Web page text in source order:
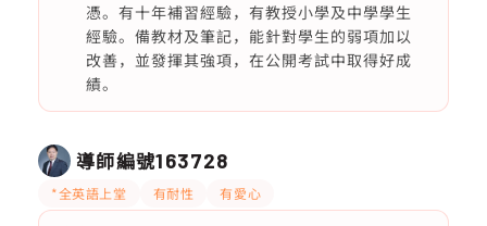
憑。有十年補習經驗，有教授小學及中學學生
經驗。備教材及筆記，能針對學生的弱項加以
改善，並發揮其強項，在公開考試中取得好成
績。
導師編號163728
*全英語上堂 有耐性 有愛心